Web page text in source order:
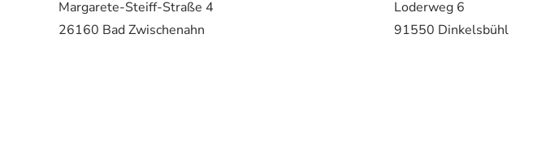
Margarete-Steiff-Straße 4
26160 Bad Zwischenahn
Loderweg 6
91550 Dinkelsbühl